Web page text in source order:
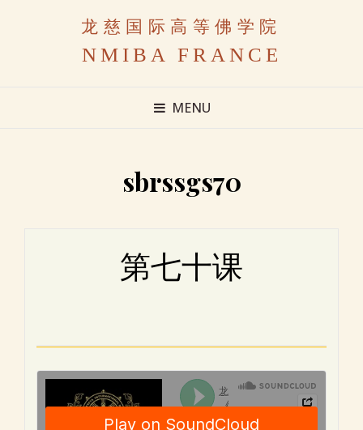
龙慈国际高等佛学院
NMIBA FRANCE
MENU
sbrssgs70
第七十课